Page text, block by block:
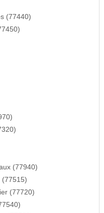
(77440)
(77940)
(77515)
(77720)